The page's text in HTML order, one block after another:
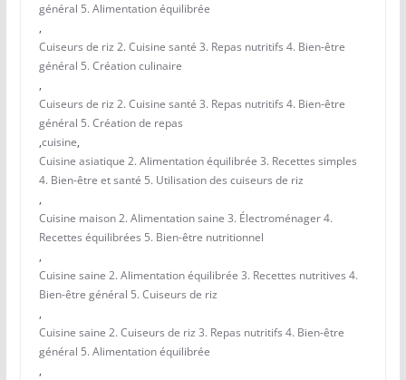
général 5. Alimentation équilibrée
,
Cuiseurs de riz 2. Cuisine santé 3. Repas nutritifs 4. Bien-être
général 5. Création culinaire
,
Cuiseurs de riz 2. Cuisine santé 3. Repas nutritifs 4. Bien-être
général 5. Création de repas
,cuisine,
Cuisine asiatique 2. Alimentation équilibrée 3. Recettes simples
4. Bien-être et santé 5. Utilisation des cuiseurs de riz
,
Cuisine maison 2. Alimentation saine 3. Électroménager 4.
Recettes équilibrées 5. Bien-être nutritionnel
,
Cuisine saine 2. Alimentation équilibrée 3. Recettes nutritives 4.
Bien-être général 5. Cuiseurs de riz
,
Cuisine saine 2. Cuiseurs de riz 3. Repas nutritifs 4. Bien-être
général 5. Alimentation équilibrée
,